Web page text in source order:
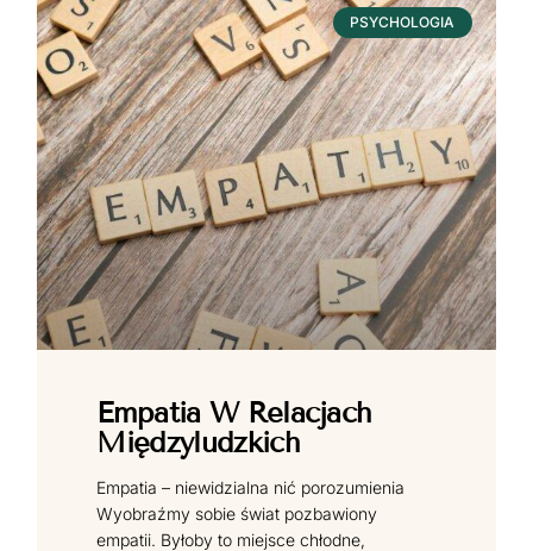
PSYCHOLOGIA
Empatia W Relacjach
Międzyludzkich
Empatia – niewidzialna nić porozumienia
Wyobraźmy sobie świat pozbawiony
empatii. Byłoby to miejsce chłodne,